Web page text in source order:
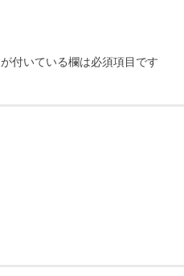
が付いている欄は必須項目です